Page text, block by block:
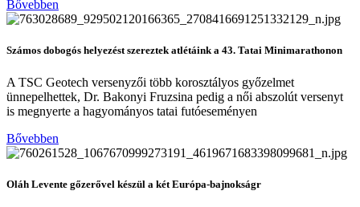
Bővebben
Számos dobogós helyezést szereztek atlétáink a 43. Tatai Minimarathonon
A TSC Geotech versenyzői több korosztályos győzelmet
ünnepelhettek, Dr. Bakonyi Fruzsina pedig a női abszolút versenyt
is megnyerte a hagyományos tatai futóeseményen
Bővebben
Oláh Levente gőzerővel készül a két Európa-bajnokságr